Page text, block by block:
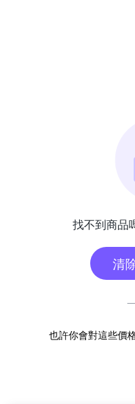
找不到商品
清
也許你會對這些價